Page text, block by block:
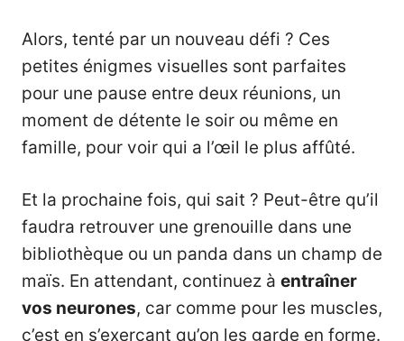
Alors, tenté par un nouveau défi ? Ces
petites énigmes visuelles sont parfaites
pour une pause entre deux réunions, un
moment de détente le soir ou même en
famille, pour voir qui a l’œil le plus affûté.
Et la prochaine fois, qui sait ? Peut-être qu’il
faudra retrouver une grenouille dans une
bibliothèque ou un panda dans un champ de
maïs. En attendant, continuez à entraîner
vos neurones, car comme pour les muscles,
c’est en s’exerçant qu’on les garde en forme.